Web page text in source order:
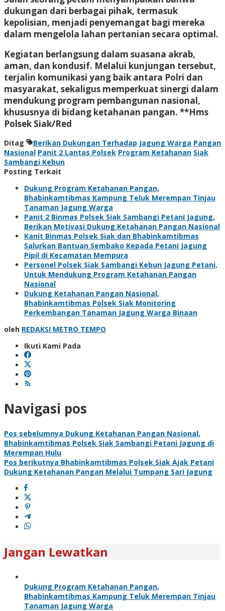
dukungan dari berbagai pihak, termasuk
kepolisian, menjadi penyemangat bagi mereka
dalam mengelola lahan pertanian secara optimal.
Kegiatan berlangsung dalam suasana akrab,
aman, dan kondusif. Melalui kunjungan tersebut,
terjalin komunikasi yang baik antara Polri dan
masyarakat, sekaligus memperkuat sinergi dalam
mendukung program pembangunan nasional,
khususnya di bidang ketahanan pangan. **Hms
Polsek Siak/Red
Ditag Berikan Dukungan Terhadap Jagung Warga Pangan
Nasional Panit 2 Lantas Polsek Program Ketahanan Siak
Sambangi Kebun
Posting Terkait
Dukung Program Ketahanan Pangan,
Bhabinkamtibmas Kampung Teluk Merempan Tinjau
Tanaman Jagung Warga
Panit 2 Binmas Polsek Siak Sambangi Petani Jagung,
Berikan Motivasi Dukung Ketahanan Pangan Nasional
Kanit Binmas Polsek Siak dan Bhabinkamtibmas
Salurkan Bantuan Sembako Kepada Petani Jagung
Pipil di Kecamatan Mempura
Personel Polsek Siak Sambangi Kebun Jagung Petani,
Untuk Mendukung Program Ketahanan Pangan
Nasional
Dukung Ketahanan Pangan Nasional,
Bhabinkamtibmas Polsek Siak Monitoring
Perkembangan Tanaman Jagung Warga Binaan
oleh REDAKSI METRO TEMPO
Ikuti Kami Pada
Navigasi pos
Pos sebelumnya Dukung Ketahanan Pangan Nasional,
Bhabinkamtibmas Polsek Siak Sambangi Petani Jagung di
Merempan Hulu
Pos berikutnya Bhabinkamtibmas Polsek Siak Ajak Petani
Dukung Ketahanan Pangan Melalui Tumpang Sari Jagung
Jangan Lewatkan
Dukung Program Ketahanan Pangan,
Bhabinkamtibmas Kampung Teluk Merempan Tinjau
Tanaman Jagung Warga